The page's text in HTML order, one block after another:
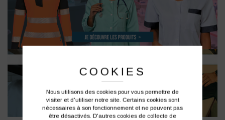
COOKIES
Nous utilisons des cookies pour vous permettre de
visiter et d'utiliser notre site. Certains cookies sont
nécessaires à son fonctionnement et ne peuvent pas
être désactivés. D'autres cookies de collecte de